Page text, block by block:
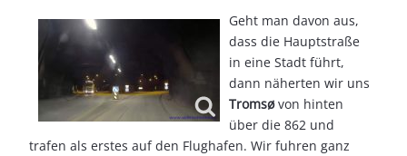
Geht man davon aus,
dass die Hauptstraße
in eine Stadt führt,
dann näherten wir uns
Tromsøvon hinten
über die 862 und
trafen als erstes auf den Flughafen. Wir fuhren ganz